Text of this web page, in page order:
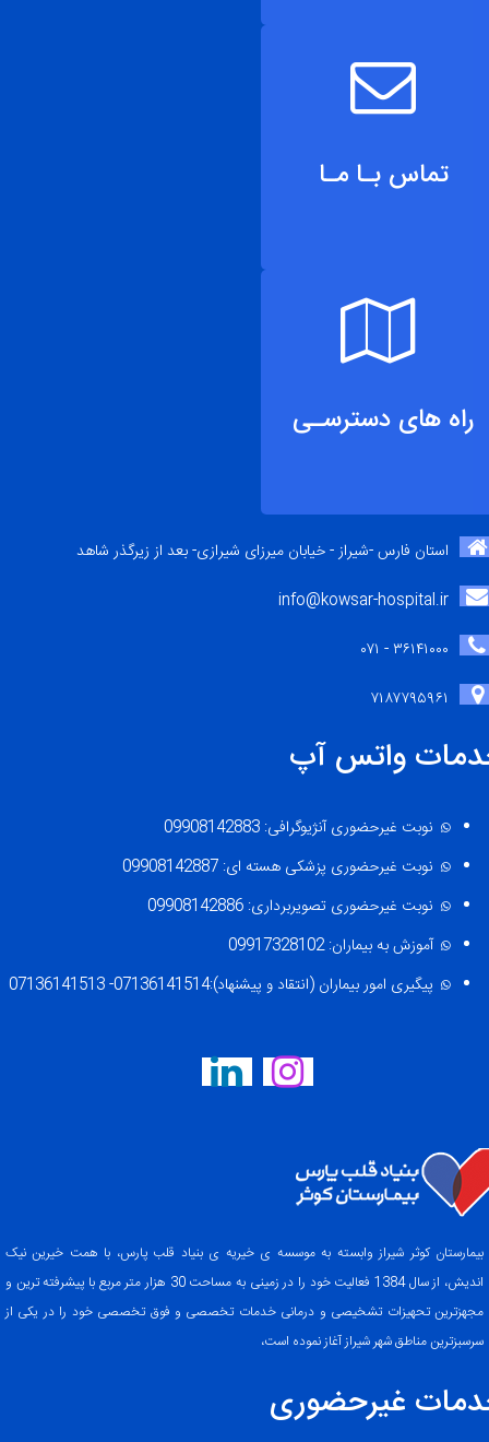
تماس بـا مـا
راه های دسترسـی
استان فارس -شیراز - خیابان میرزای شیرازی- بعد از زیرگذر شاهد
info@kowsar-hospital.ir
۳۶۱۴۱۰۰۰ - ۰۷۱
۷۱۸۷۷۹۵۹۶۱
واتس آپ
نوبت غیرحضوری آنژیوگرافی: 09908142883
نوبت غیرحضوری پزشکی هسته ای: 09908142887
نوبت غیرحضوری تصویربرداری: 09908142886
آموزش به بیماران: 09917328102
پیگیری امور بیماران (انتقاد و پیشنهاد):07136141514- 07136141513
بیمارستان کوثر شیراز وابسته به موسسه ی خیریه ی بنیاد قلب پارس، با همت خیرین نیک
اندیش، از سال 1384 فعالیت خود را در زمینی به مساحت 30 هزار متر مربع با پیشرفته ترین و
مجهزترین تحهیزات تشخیصی و درمانی خدمات تخصصی و فوق تخصصی خود را در یکی از
سرسبزترین مناطق شهر شیراز آغاز نموده است،
غیرحضوری